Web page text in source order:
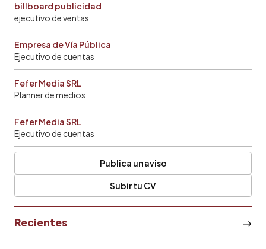
billboard publicidad
ejecutivo de ventas
Empresa de Vía Pública
Ejecutivo de cuentas
Fefer Media SRL
Planner de medios
Fefer Media SRL
Ejecutivo de cuentas
Publica un aviso
Subir tu CV
Recientes